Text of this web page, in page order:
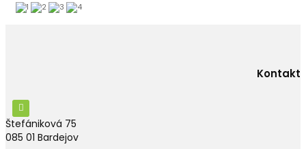
Kontakt
Štefániková 75
085 01 Bardejov